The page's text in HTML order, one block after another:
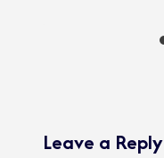
Leave a Reply